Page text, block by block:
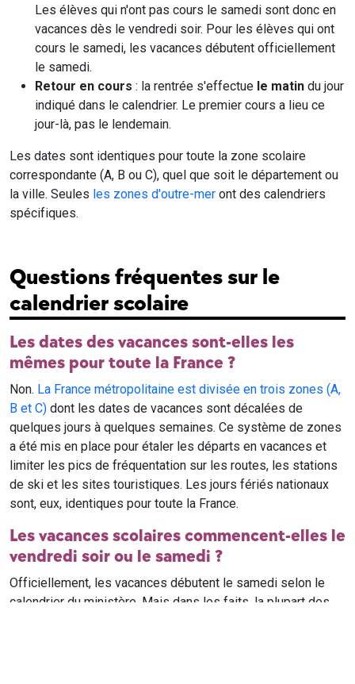
Les élèves qui n'ont pas cours le samedi sont donc en
vacances dès le vendredi soir. Pour les élèves qui ont
cours le samedi, les vacances débutent officiellement
le samedi.
Retour en cours : la rentrée s'effectue le matin du jour
indiqué dans le calendrier. Le premier cours a lieu ce
jour-là, pas le lendemain.
Les dates sont identiques pour toute la zone scolaire
correspondante (A, B ou C), quel que soit le département ou
la ville. Seules les zones d'outre-mer ont des calendriers
spécifiques.
Questions fréquentes sur le
calendrier scolaire
Les dates des vacances sont-elles les
mêmes pour toute la France ?
Non. La France métropolitaine est divisée en trois zones (A,
B et C) dont les dates de vacances sont décalées de
quelques jours à quelques semaines. Ce système de zones
a été mis en place pour étaler les départs en vacances et
limiter les pics de fréquentation sur les routes, les stations
de ski et les sites touristiques. Les jours fériés nationaux
sont, eux, identiques pour toute la France.
Les vacances scolaires commencent-elles le
vendredi soir ou le samedi ?
Officiellement, les vacances débutent le samedi selon le
calendrier du ministère. Mais dans les faits, la plupart des